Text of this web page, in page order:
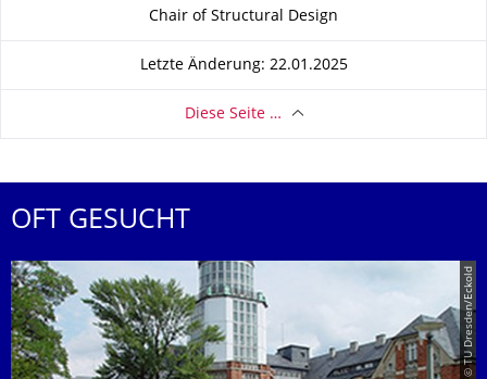
Zu dieser SeiteChair of Structural Design
Letzte Änderung: 22.01.2025
Diese Seite …
OFT GESUCHT
© TU Dresden/Eckold